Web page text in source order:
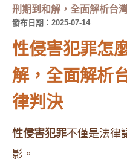
刑期到和解，全面解析台
發布日期：2025-07-14
性侵害犯罪怎
解，全面解析
律判決
性侵害犯罪不僅是法律
影。